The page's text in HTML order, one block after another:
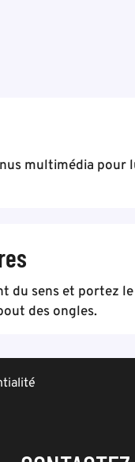
multimédia pour
du sens et portez le
des ongles.